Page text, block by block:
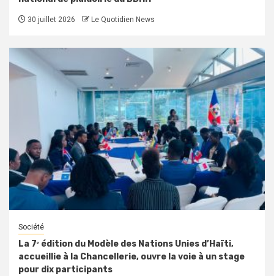
30 juillet 2026 Le Quotidien News
Société
La 7ᵉ édition du Modèle des Nations Unies d’Haïti,
accueillie à la Chancellerie, ouvre la voie à un stage
pour dix participants